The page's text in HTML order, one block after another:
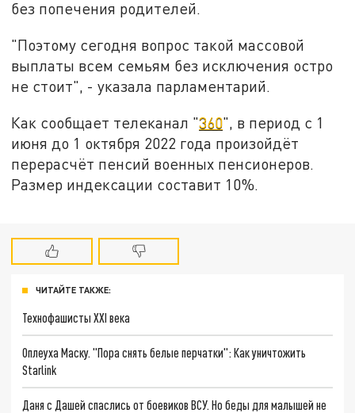
без попечения родителей.
"Поэтому сегодня вопрос такой массовой
выплаты всем семьям без исключения остро
не стоит", - указала парламентарий.
Как сообщает телеканал "360", в период с 1
июня до 1 октября 2022 года произойдёт
перерасчёт пенсий военных пенсионеров.
Размер индексации составит 10%.
ЧИТАЙТЕ ТАКЖЕ:
Технофашисты XXI века
Оплеуха Маску. "Пора снять белые перчатки": Как уничтожить
Starlink
Даня с Дашей спаслись от боевиков ВСУ. Но беды для малышей не